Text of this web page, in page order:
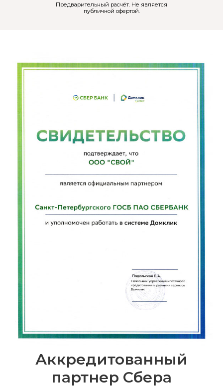
Предварительный расчёт. Не является
публичной офертой.
Аккредитованный
партнер Сбера